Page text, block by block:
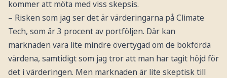
kommer att möta med viss skepsis.
– Risken som jag ser det är värderingarna på Climate
Tech, som är 3 procent av portföljen. Där kan
marknaden vara lite mindre övertygad om de bokförda
värdena, samtidigt som jag tror att man har tagit höjd för
det i värderingen. Men marknaden är lite skeptisk till